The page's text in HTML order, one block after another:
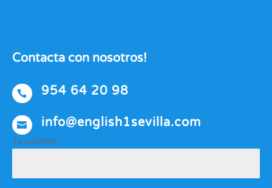
Contacta con nosotros!
 954 64 20 98
 info@english1sevilla.com
Tu nombre